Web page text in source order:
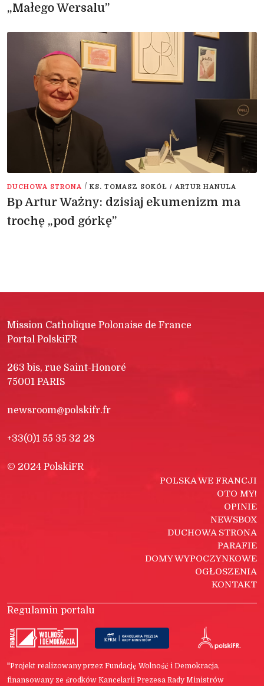
„Małego Wersalu”
DUCHOWA STRONA / KS. TOMASZ SOKÓŁ / ARTUR HANULA
Bp Artur Ważny: dzisiaj ekumenizm ma
trochę „pod górkę”
Mission Catholique Polonaise de France
Portal PolskiFR
263 bis, rue Saint-Honoré
75001 PARIS
newsroom@polskifr.fr
+33(0)1 55 35 32 28
© 2024 PolskiFR
POLSKA WE FRANCJI
OTO MY!
OPINIE
NEWSBOX
DUCHOWA STRONA
PARAFIE
DOMY WYPOCZYNKOWE
OGŁOSZENIA
KONTAKT
Regulamin portalu
"Projekt realizowany przez Fundację Wolność i Demokracja,
finansowany ze środków Kancelarii Prezesa Rady Ministrów